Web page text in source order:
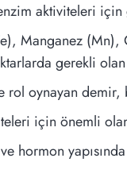
aktiviteleri
Manganez (Mn),
gerekli
rol oynayan demir,
için önemli
hormon